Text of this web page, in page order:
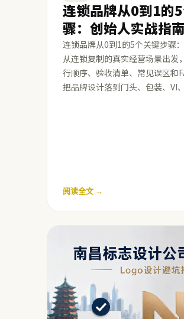
连锁品牌从0到1的
骤：创始人实战指南
连锁品牌从0到1的5个关键步骤
从连锁复制的真实经营场景出发
行顺序、验收清单、常见误区和
把品牌设计落到门头、包装、VI
阅读全文 →